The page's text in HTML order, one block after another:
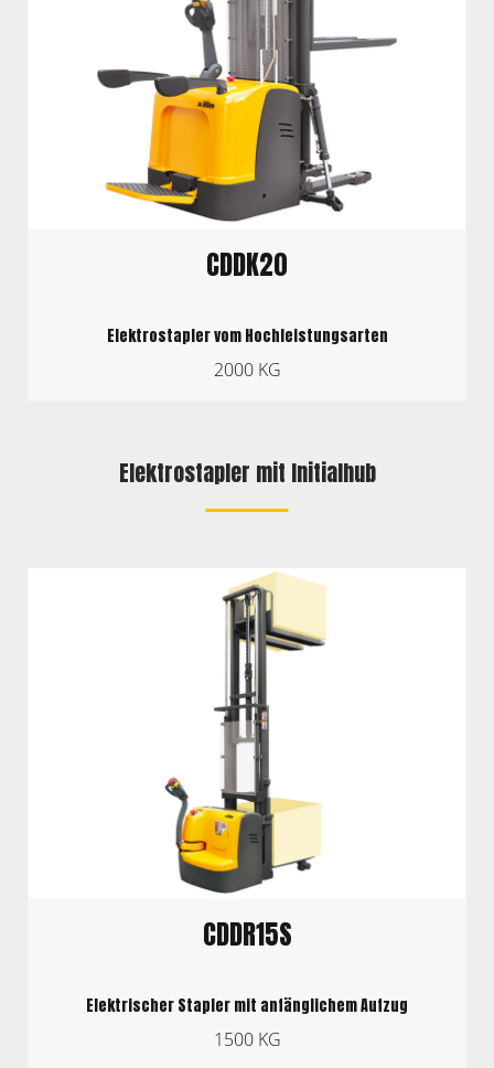
CDDK20
Elektrostapler vom Hochleistungsarten
2000 KG
Elektrostapler mit Initialhub
CDDR15S
Elektrischer Stapler mit anfänglichem Aufzug
1500 KG